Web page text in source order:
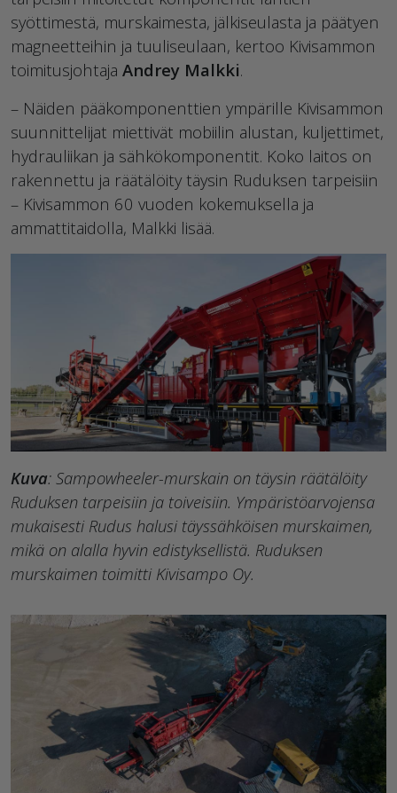
syöttimestä, murskaimesta, jälkiseulasta ja päätyen
magneetteihin ja tuuliseulaan, kertoo Kivisammon
toimitusjohtaja Andrey Malkki.
– Näiden pääkomponenttien ympärille Kivisammon
suunnittelijat miettivät mobiilin alustan, kuljettimet,
hydrauliikan ja sähkökomponentit. Koko laitos on
rakennettu ja räätälöity täysin Ruduksen tarpeisiin
– Kivisammon 60 vuoden kokemuksella ja
ammattitaidolla, Malkki lisää.
Kuva: Sampowheeler-murskain on täysin räätälöity
Ruduksen tarpeisiin ja toiveisiin. Ympäristöarvojensa
mukaisesti Rudus halusi täyssähköisen murskaimen,
mikä on alalla hyvin edistyksellistä. Ruduksen
murskaimen toimitti Kivisampo Oy.